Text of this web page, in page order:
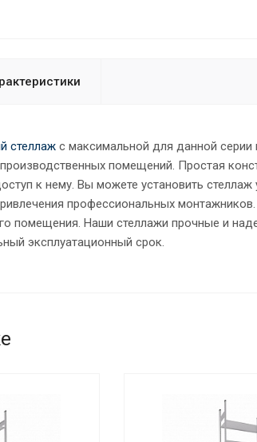
стеллаж с максимальной для данной
помещений. Простая
к нему. Вы можете установить
профессиональных
помещения. Наши стеллажи прочные и
эксплуатационный срок.